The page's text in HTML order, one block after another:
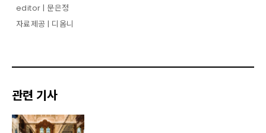
editor | 문은정
자료제공 | 디옴니
관련 기사